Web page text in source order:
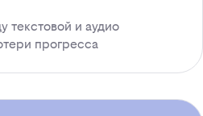
текстовой и аудио
прогресса